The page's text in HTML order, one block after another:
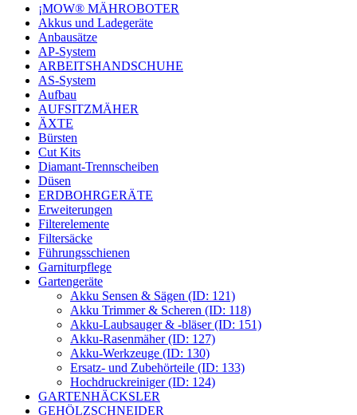
¡MOW® MÄHROBOTER
Akkus und Ladegeräte
Anbausätze
AP-System
ARBEITSHANDSCHUHE
AS-System
Aufbau
AUFSITZMÄHER
ÄXTE
Bürsten
Cut Kits
Diamant-Trennscheiben
Düsen
ERDBOHRGERÄTE
Erweiterungen
Filterelemente
Filtersäcke
Führungsschienen
Garniturpflege
Gartengeräte
Akku Sensen & Sägen (ID: 121)
Akku Trimmer & Scheren (ID: 118)
Akku-Laubsauger & -bläser (ID: 151)
Akku-Rasenmäher (ID: 127)
Akku-Werkzeuge (ID: 130)
Ersatz- und Zubehörteile (ID: 133)
Hochdruckreiniger (ID: 124)
GARTENHÄCKSLER
GEHÖLZSCHNEIDER